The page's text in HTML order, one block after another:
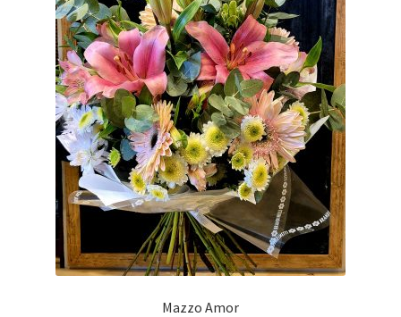
Mazzo Amor